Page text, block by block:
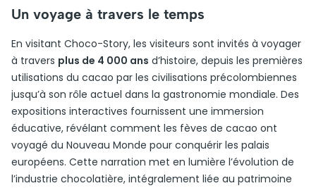
Un voyage à travers le temps
En visitant Choco-Story, les visiteurs sont invités à voyager
à travers plus de 4 000 ans d’histoire, depuis les premières
utilisations du cacao par les civilisations précolombiennes
jusqu’à son rôle actuel dans la gastronomie mondiale. Des
expositions interactives fournissent une immersion
éducative, révélant comment les fèves de cacao ont
voyagé du Nouveau Monde pour conquérir les palais
européens. Cette narration met en lumière l’évolution de
l’industrie chocolatière, intégralement liée au patrimoine